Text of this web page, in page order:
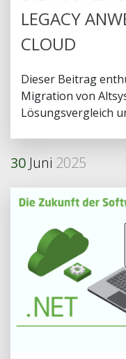
LEGACY
CLOUD
Dieser Beitrag
Migration von
Lösungsvergleich
30 Juni 2025